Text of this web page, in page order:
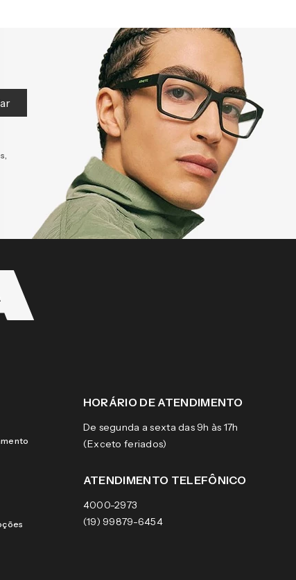
HORÁRIO DE ATENDIMENTO
De segunda a sexta das 9h às 17h
(Exceto feriados)
ATENDIMENTO TELEFÔNICO
4000-2973
(19) 99879-6454